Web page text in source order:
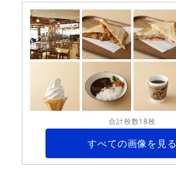
合計枚数18枚
すべての画像を見る